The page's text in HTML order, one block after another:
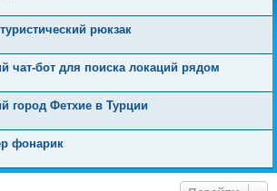
рюкзак
чат-бот для поиска локаций рядом
город Фетхие в Турции
фонарик